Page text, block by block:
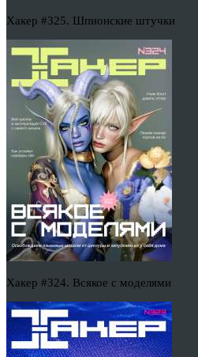
Хакер #325. Шпионские штучки
Хакер #324. Всякое с моделями